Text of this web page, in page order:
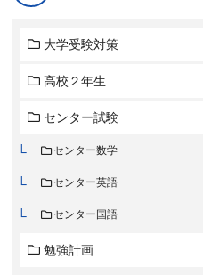
大学受験対策
高校２年生
センター試験
センター数学
センター英語
センター国語
勉強計画